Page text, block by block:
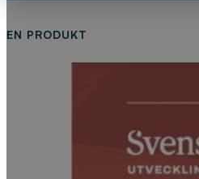
EN PRODUKT